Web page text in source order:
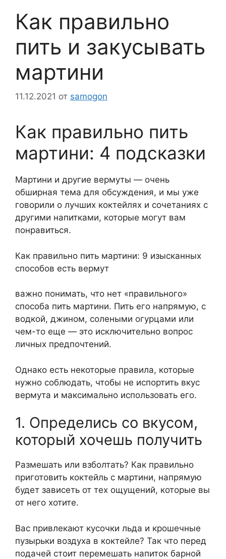
Как правильно
пить и закусывать
мартини
11.12.2021 от samogon
Как правильно пить
мартини: 4 подсказки
Мартини и другие вермуты — очень
обширная тема для обсуждения, и мы уже
говорили о лучших коктейлях и сочетаниях с
другими напитками, которые могут вам
понравиться.
Как правильно пить мартини: 9 изысканных
способов есть вермут
важно понимать, что нет «правильного»
способа пить мартини. Пить его напрямую, с
водкой, джином, солеными огурцами или
чем-то еще — это исключительно вопрос
личных предпочтений.
Однако есть некоторые правила, которые
нужно соблюдать, чтобы не испортить вкус
вермута и максимально использовать его.
1. Определись со вкусом,
который хочешь получить
Размешать или взболтать? Как правильно
приготовить коктейль с мартини, напрямую
будет зависеть от тех ощущений, которые вы
от него хотите.
Вас привлекают кусочки льда и крошечные
пузырьки воздуха в коктейле? Так что перед
подачей стоит перемешать напиток барной